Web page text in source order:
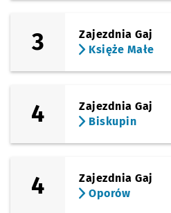
3
Zajezdnia Gaj
Księże Małe
4
Zajezdnia Gaj
Biskupin
4
Zajezdnia Gaj
Oporów